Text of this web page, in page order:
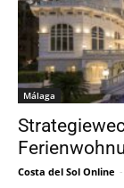
Málaga
Costa del Sol Online -